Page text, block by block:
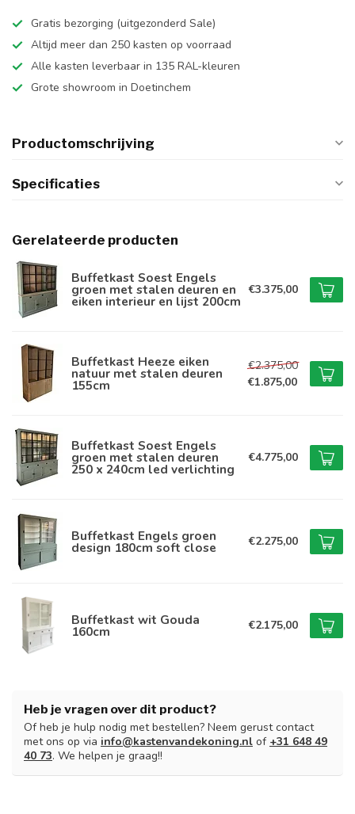
Gratis bezorging (uitgezonderd Sale)
Altijd meer dan 250 kasten op voorraad
Alle kasten leverbaar in 135 RAL-kleuren
Grote showroom in Doetinchem
Productomschrijving
Specificaties
Gerelateerde producten
Buffetkast Soest Engels
groen met stalen deuren en
eiken interieur en lijst 200cm
€3.375,00
Buffetkast Heeze eiken
natuur met stalen deuren
155cm
€2.375,00
€1.875,00
Buffetkast Soest Engels
groen met stalen deuren
250 x 240cm led verlichting
€4.775,00
Buffetkast Engels groen
design 180cm soft close €2.275,00
Buffetkast wit Gouda
160cm €2.175,00
Heb je vragen over dit product?
Of heb je hulp nodig met bestellen? Neem gerust contact
met ons op via info@kastenvandekoning.nl of +31 648 49
40 73. We helpen je graag!!